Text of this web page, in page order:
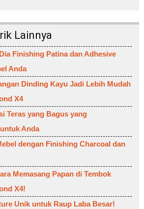
Lainnya
Finishing Patina dan Adhesive
Anda
Dinding Kayu Jadi Lebih Mudah
X4
Teras yang Bagus yang
Anda
dengan Finishing Charcoal dan
Memasang Papan di Tembok
X4!
Unik untuk Raup Laba Besar!